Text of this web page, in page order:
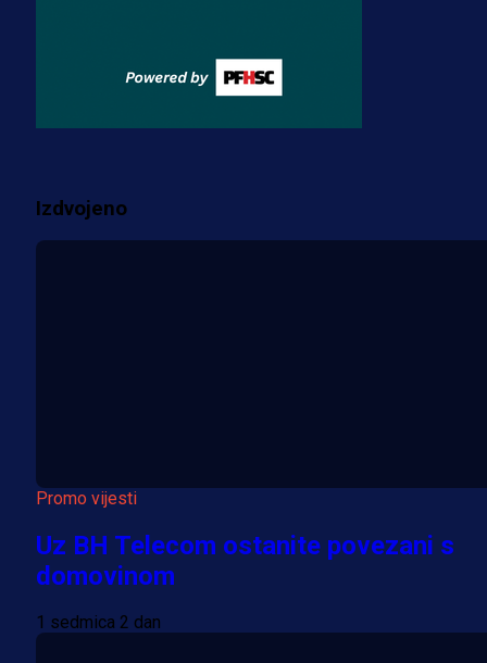
za pranje novca, pretresaju
prostorije FK Borac!
Izdvojeno
Promo vijesti
Uz BH Telecom ostanite povezani s
domovinom
1 sedmica 2 dan